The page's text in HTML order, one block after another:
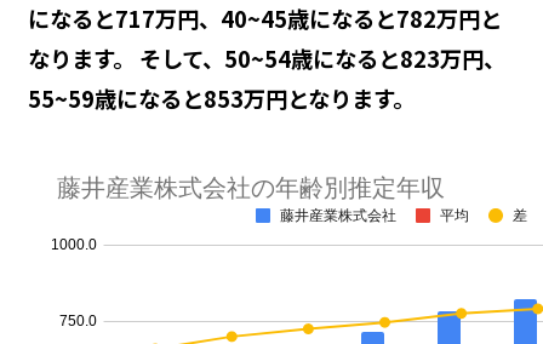
になると717万円、40~45歳になると782万円と
なります。 そして、50~54歳になると823万円、
55~59歳になると853万円となります。